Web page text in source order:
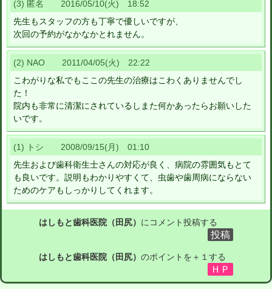
(3) 匿名 2016/05/10(火) 18:52
先生もスタッフの方も丁寧で優しいですが、
次回の予約がなかなかとれません。
(2) NAO 2011/04/05(火) 22:22
こわがりな私でもここの先生の治療はこわくありませんでし
た！
院内も非常に清潔にされているしまた何かあったらお願いした
いです。
(1) トシ 2008/09/15(月) 01:10
先生および歯科衛生士さんの対応が良く、病院の雰囲気もとて
も良いです。説明もわかりやすくて、虫歯や歯周病にならない
ためのケアもしっかりしてくれます。
はしもと歯科医院（田尻） にコメント投稿する
はしもと歯科医院（田尻） のポイントを＋１する